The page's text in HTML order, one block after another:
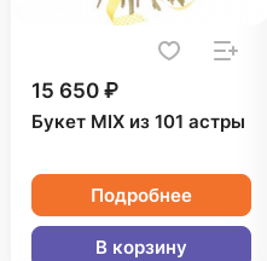
15 650 ₽
Букет MIX из 101 астры
Подробнее
В корзину